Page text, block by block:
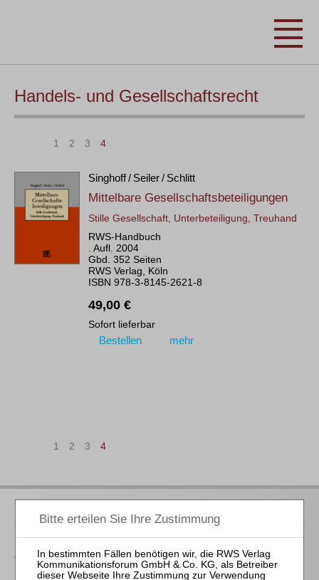
Handels- und Gesellschaftsrecht
1 2 3 4
Singhoff / Seiler / Schlitt
Mittelbare Gesellschaftsbeteiligungen
Stille Gesellschaft, Unterbeteiligung, Treuhand
RWS-Handbuch
. Aufl. 2004
Gbd. 352 Seiten
RWS Verlag, Köln
ISBN 978-3-8145-2621-8
49,00 €
Sofort lieferbar
Bestellen mehr
1 2 3 4
RWS bei Juris
Der RWS Verlag istPartner der jurisAllianz. Vieler unserer Titel
erhalten Sie deshalb auch im Rahmen ausgewählter juris-
Produkte.